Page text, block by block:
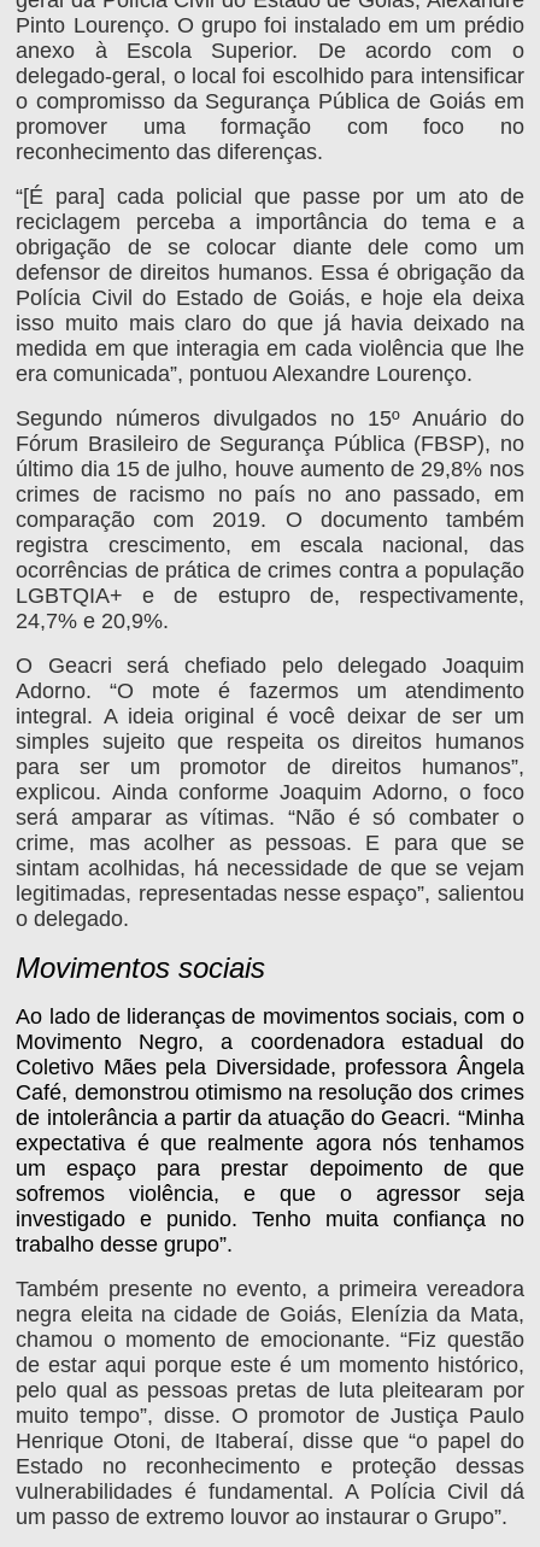
Pinto Lourenço. O grupo foi instalado em um prédio
anexo à Escola Superior. De acordo com o
delegado-geral, o local foi escolhido para intensificar
o compromisso da Segurança Pública de Goiás em
promover uma formação com foco no
reconhecimento das diferenças.
“[É para] cada policial que passe por um ato de
reciclagem perceba a importância do tema e a
obrigação de se colocar diante dele como um
defensor de direitos humanos. Essa é obrigação da
Polícia Civil do Estado de Goiás, e hoje ela deixa
isso muito mais claro do que já havia deixado na
medida em que interagia em cada violência que lhe
era comunicada”, pontuou Alexandre Lourenço.
Segundo números divulgados no 15º Anuário do
Fórum Brasileiro de Segurança Pública (FBSP), no
último dia 15 de julho, houve aumento de 29,8% nos
crimes de racismo no país no ano passado, em
comparação com 2019. O documento também
registra crescimento, em escala nacional, das
ocorrências de prática de crimes contra a população
LGBTQIA+ e de estupro de, respectivamente,
24,7% e 20,9%.
O Geacri será chefiado pelo delegado Joaquim
Adorno. “O mote é fazermos um atendimento
integral. A ideia original é você deixar de ser um
simples sujeito que respeita os direitos humanos
para ser um promotor de direitos humanos”,
explicou. Ainda conforme Joaquim Adorno, o foco
será amparar as vítimas. “Não é só combater o
crime, mas acolher as pessoas. E para que se
sintam acolhidas, há necessidade de que se vejam
legitimadas, representadas nesse espaço”, salientou
o delegado.
Movimentos sociais
Ao lado de lideranças de movimentos sociais, com o
Movimento Negro, a coordenadora estadual do
Coletivo Mães pela Diversidade, professora Ângela
Café, demonstrou otimismo na resolução dos crimes
de intolerância a partir da atuação do Geacri. “Minha
expectativa é que realmente agora nós tenhamos
um espaço para prestar depoimento de que
sofremos violência, e que o agressor seja
investigado e punido. Tenho muita confiança no
trabalho desse grupo”.
Também presente no evento, a primeira vereadora
negra eleita na cidade de Goiás, Elenízia da Mata,
chamou o momento de emocionante. “Fiz questão
de estar aqui porque este é um momento histórico,
pelo qual as pessoas pretas de luta pleitearam por
muito tempo”, disse. O promotor de Justiça Paulo
Henrique Otoni, de Itaberaí, disse que “o papel do
Estado no reconhecimento e proteção dessas
vulnerabilidades é fundamental. A Polícia Civil dá
um passo de extremo louvor ao instaurar o Grupo”.